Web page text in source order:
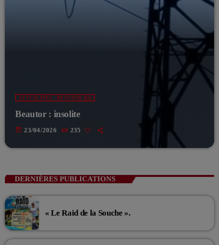
ACTUALITÉS - BEAUTOR (02)
Beautor : insolite
today 23/04/2026 235
DERNIÈRES PUBLICATIONS
« Le Raid de la Souche ».